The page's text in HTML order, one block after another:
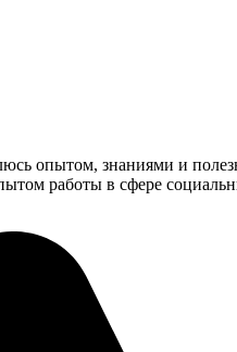
опытом, знаниями и
работы в сфере